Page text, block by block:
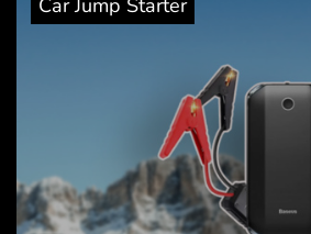
Car Jump Starter